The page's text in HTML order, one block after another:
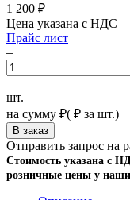
1 200 ₽
Цена указана с НДС
Прайс лист
–
+
шт.
на сумму ₽( ₽ за шт.)
Отправить запрос на
Стоимость указана с
розничные цены у